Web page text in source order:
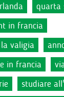
quarta
in francia
valigia
in francia
studiare